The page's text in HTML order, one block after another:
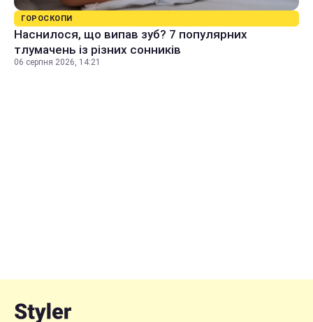
ГОРОСКОПИ
Наснилося, що випав зуб? 7 популярних
тлумачень із різних сонників
06 серпня 2026, 14:21